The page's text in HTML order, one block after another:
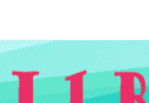
...
SI...